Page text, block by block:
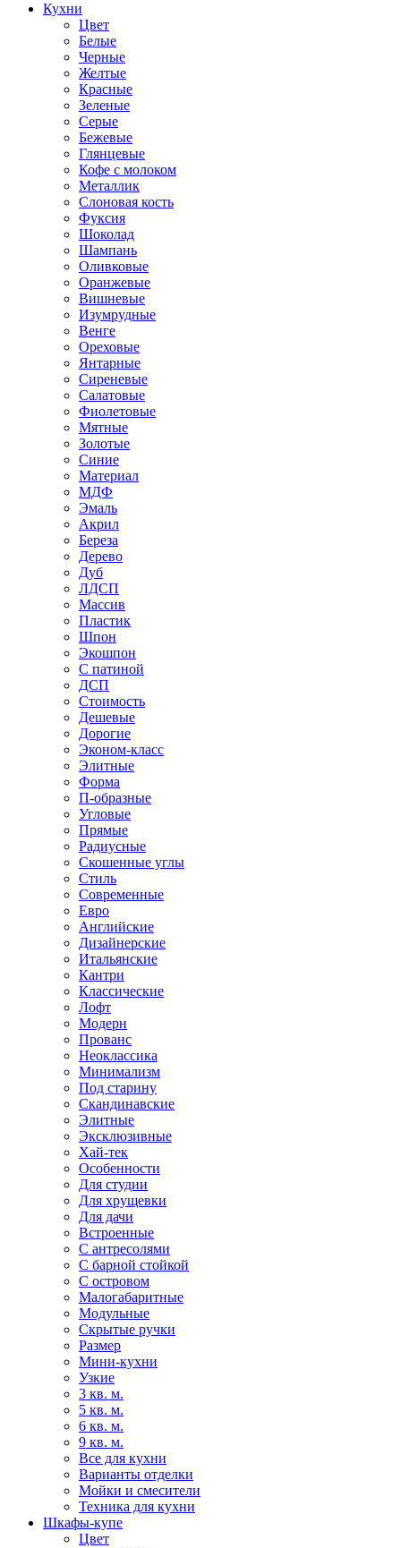
Кухни
Цвет
Белые
Черные
Желтые
Красные
Зеленые
Серые
Бежевые
Глянцевые
Кофе с молоком
Металлик
Слоновая кость
Фуксия
Шоколад
Шампань
Оливковые
Оранжевые
Вишневые
Изумрудные
Венге
Ореховые
Янтарные
Сиреневые
Салатовые
Фиолетовые
Мятные
Золотые
Синие
Материал
МДФ
Эмаль
Акрил
Береза
Дерево
Дуб
ЛДСП
Массив
Пластик
Шпон
Экошпон
С патиной
ДСП
Стоимость
Дешевые
Дорогие
Эконом-класс
Элитные
Форма
П-образные
Угловые
Прямые
Радиусные
Скошенные углы
Стиль
Современные
Евро
Английские
Дизайнерские
Итальянские
Кантри
Классические
Лофт
Модерн
Прованс
Неоклассика
Минимализм
Под старину
Скандинавские
Элитные
Эксклюзивные
Хай-тек
Особенности
Для студии
Для хрущевки
Для дачи
Встроенные
С антресолями
С барной стойкой
С островом
Малогабаритные
Модульные
Скрытые ручки
Размер
Мини-кухни
Узкие
3 кв. м.
5 кв. м.
6 кв. м.
9 кв. м.
Все для кухни
Варианты отделки
Мойки и смесители
Техника для кухни
Шкафы-купе
Цвет